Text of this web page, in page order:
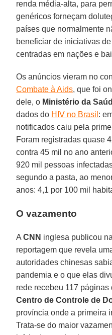
renda média-alta, para
genéricos forneçam
países que normalmente
beneficiar de iniciativas
centradas em nações e
Os anúncios vieram no
Combate à Aids, que foi
dele, o Ministério da
dados do HIV no Brasil :
notificados caiu pela
Foram registradas quase
contra 45 mil no ano
920 mil pessoas
segundo a pasta, ao
anos: 4,1 por 100 mil
O vazamento
ACNN inglesa publicou
reportagem que revela
autoridades chinesas
pandemia e o que elas
rede recebeu 117
Centro de Controle de
província onde a primeira
Trata-se do maior